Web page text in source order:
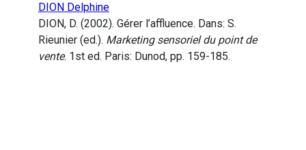
DION Delphine
DION, D. (2002). Gérer l’affluence. Dans: S.
Rieunier (ed.). Marketing sensoriel du point de
vente. 1st ed. Paris: Dunod, pp. 159-185.